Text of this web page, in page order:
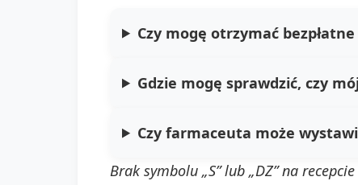
Czy mogę otrzymać
Gdzie mogę sprawdzić, czy
Czy farmaceuta może
Brak symbolu „S” lub „DZ” na